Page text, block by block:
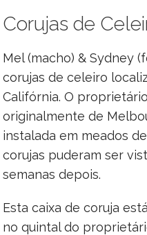
Corujas de
Mel (macho) & Sydney
corujas de celeiro
Califórnia. O
originalmente de
instalada em meados
corujas puderam ser
semanas depois.
Esta caixa de coruja
no quintal do